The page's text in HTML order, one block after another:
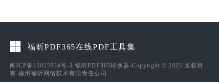
福昕PDF365在线PDF工具集
闽ICP备13015634号-3 福昕PDF365转换器-Copyright © 2023 版权所
有 福州福昕网络技术有限责任公司